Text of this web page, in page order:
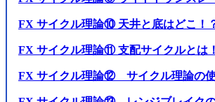
FX サイクル理論⑩ 天井と底はどこ！
FX サイクル理論⑪ 支配サイクルとは
FX サイクル理論⑫ サイクル理論の